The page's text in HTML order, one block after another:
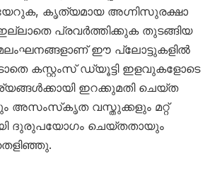
കൃത്യമായ അഗ്നിസുരക്ഷാ
പ്രവർത്തിക്കുക തുടങ്ങിയ
ഈ പ്ലോട്ടുകളിൽ
കസ്റ്റംസ് ഡ്യൂട്ടി ഇളവുകളോടെ
ഇറക്കുമതി ചെയ്ത
അസംസ്‌കൃത വസ്തുക്കളും മറ്റ്
ദുരുപയോഗം ചെയ്തതായും